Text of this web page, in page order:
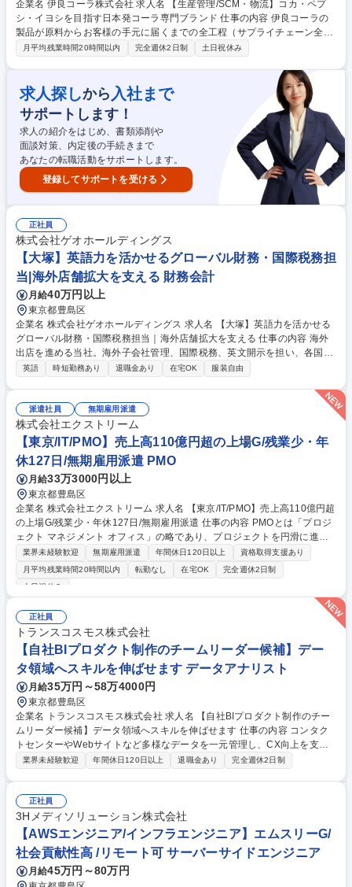
企業名 伊良コーラ株式会社 求人名 【生産管理/SCM・物流】コカ・ペプ
シ・イヨシを目指す日本発コーラ専門ブランド 仕事の内容 伊良コーラの
製品が原料からお客様の手元に届くまでの全工程（サプライチェーン全
体）を責任を持って管理するお仕事です。安定した供給体制を作り上げ、
画の策定： 翌月の需要予測を実施し、それに基づく月間の製造計画を立
案。 ・現場の調整・指示： 日々の製造メニューの調整、充填機などの機
材準備等。 ■原料・資材の手配（発注管理） ・原料手配： 製造計画確定
後、翌月分の原料を発注。 ・資材手配： 製品用の瓶や容器類、出荷用の
梱包資材の在庫管理および発注。 募集職種 【生産管理/SCM・物流】コ
カ・ペプシ・イヨシを目指す日本発コーラ専門ブランド
月平均残業時間20時間以内 完全週休2日制 土日祝休み
求人探しから 入社まで
サポートします！
求人の紹介をはじめ、書類添削や
面談対策、内定後の手続きまで
あなたの転職活動をサポートします。
登録してサポートを受ける
正社員
株式会社ゲオホールディングス
【大塚】英語力を活かせるグローバル財務・国際税務担
当|海外店舗拡大を支える 財務会計
月給40万円以上
東京都豊島区
企業名 株式会社ゲオホールディングス 求人名 【大塚】英語力を活かせる
グローバル財務・国際税務担当｜海外店舗拡大を支える 仕事の内容 海外
出店を進める当社。海外子会社管理、国際税務、英文開示を担い、各国法
人と連携しグローバル財務ガバナンス構築を主導いただきます。英語力を
を中心に海外事業が急拡大する中、移転価格税制やグローバルミニマム課
税への対応、英文開示、海外子会社の会計・税務支援を担当。各国法人の
経営陣や外部専門家と連携しながら管理体制やガバナンスを整備し、海外
38店舗出店を支える経営基盤構築を推進いただきます。連結決算や国際税
務の専門性をさらに高めながらグローバル展開の最前線で経営に近い立場
から成長を支える中核人材として活躍できるポジションです。 募集職種
【大塚】英語力を活かせるグローバル財務・国際税務担当｜海外店舗拡大
を支える
英語 時短勤務あり 退職金あり 在宅OK 服装自由
派遣社員 無期雇用派遣
株式会社エクストリーム
【東京/IT/PMO】売上高110億円超の上場G/残業少・年
休127日/無期雇用派遣 PMO
月給33万3000円以上
東京都豊島区
企業名 株式会社エクストリーム 求人名 【東京/IT/PMO】売上高110億円超
の上場G/残業少・年休127日/無期雇用派遣 仕事の内容 PMOとは「プロジ
ェクト マネジメント オフィス」の略であり、プロジェクトを円滑に進め
る為、チームマネジメントやサポート業務を行っていただきます。 ■PM
の方針及びチームの方向性のメンバーへの共有■チーム全体の進捗管理■各
メンバーのモチベーションの管理■PMへの各種報告■書類の作成■全体方針
ベンダーにおける品質を軸にしたマルチベンダーコントロール■トラブル
対応と対策等 ★プロダクションカンパニーの一員として各社クライアント
のプロジェクトに参画し、業務を推進していきます。 募集職種 【東京/IT/
PMO】売上高110億円超の上場G/残業少・年休127日/無期雇用派遣
業界未経験歓迎 無期雇用派遣 年間休日120日以上
資格取得支援あり
月平均残業時間20時間以内
転勤なし 在宅OK
完全週休2日制
土日祝休み
正社員
トランスコスモス株式会社
【自社BIプロダクト制作のチームリーダー候補】デー
タ領域へスキルを伸ばせます データアナリスト
月給35万円～58万4000円
東京都豊島区
企業名 トランスコスモス株式会社 求人名 【自社BIプロダクト制作のチー
ムリーダー候補】データ領域へスキルを伸ばせます 仕事の内容 コンタク
トセンターやWebサイトなど多様なデータを一元管理し、CX向上を支援
するBI提供において、要件整理から制作指示・レビュー、障害対応まで一
作業およびメンバーへの指示出し ・製作物レビュー・エラー原因究明 BI
制作だけでなくデータプレパレーションやデータ統合経験も積める環境で
す。ゆくゆくは複数メンバーを取りまとめ、大型案件のチームリーダーへ
ステップアップできます。 募集職種 【自社BIプロダクト制作のチームリ
ーダー候補】データ領域へスキルを伸ばせます
業界未経験歓迎 年間休日120日以上 退職金あり 完全週休2日制
正社員
3Hメディソリューション株式会社
【AWSエンジニア/インフラエンジニア】エムスリーG/
社会貢献性高 /リモート可 サーバーサイドエンジニア
月給45万円～80万円